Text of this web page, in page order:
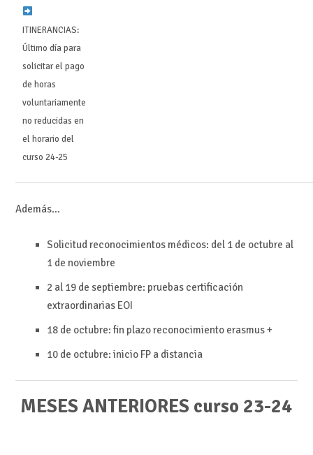
ITINERANCIAS:
Último día para
solicitar el pago
de horas
voluntariamente
no reducidas en
el horario del
curso 24-25
Además…
Solicitud reconocimientos médicos: del 1 de octubre al
1 de noviembre
2 al 19 de septiembre: pruebas certificación
extraordinarias EOI
18 de octubre: fin plazo reconocimiento erasmus +
10 de octubre: inicio FP a distancia
MESES ANTERIORES curso 23-24